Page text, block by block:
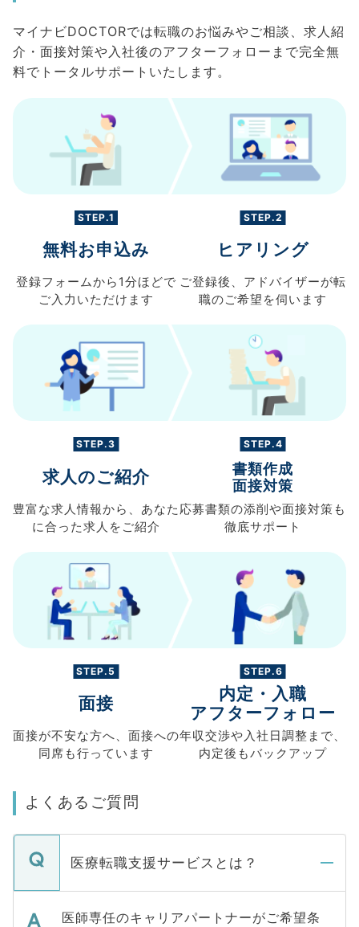
マイナビDOCTORでは転職のお悩みやご相談、求人紹
介・面接対策や入社後のアフターフォローまで完全無
料でトータルサポートいたします。
STEP.1
無料お申込み
登録フォームから 1分ほどで
ご入力 いただけます
STEP.2
ヒアリング
ご登録後、 アドバイザーが転
職のご希望を伺います
STEP.3
求人のご紹介
豊富な求人情報から、 あなた
に合った求人を ご紹介
STEP.4
書類作成
面接対策
応募書類の添削や面接対策も
徹底サポート
STEP.5
面接
面接が不安な方へ、 面接への
同席も行っています
STEP.6
内定・入職
アフターフォロー
年収交渉や入社日調整まで、
内定後もバックアップ
よくあるご質問
医療転職支援サービスとは？
医師専任のキャリアパートナーがご希望条